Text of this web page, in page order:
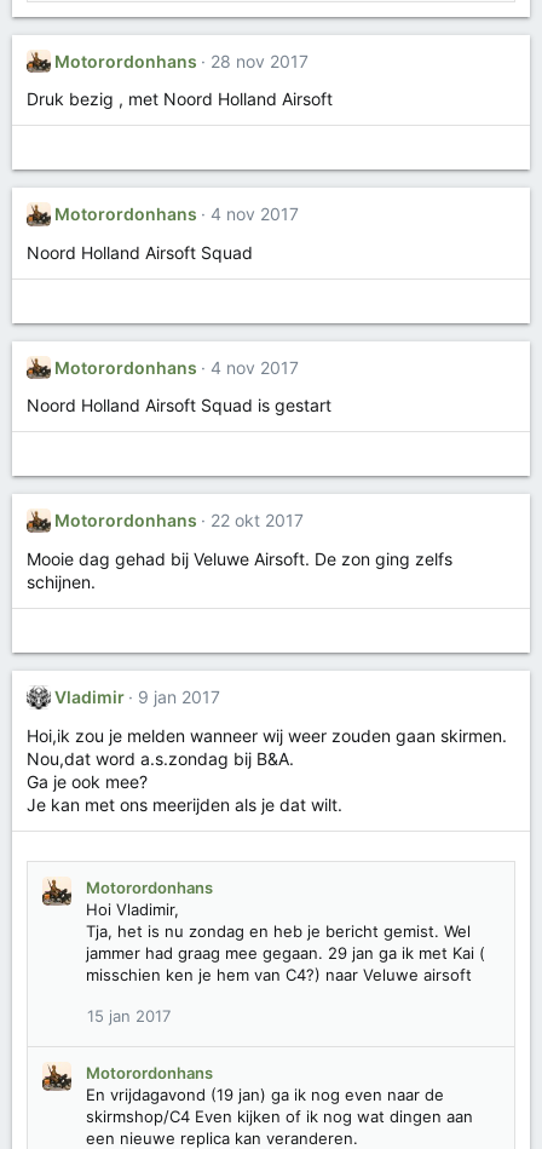
a
r
d
e
e
n
:
Motorordonhans
28 nov 2017
Druk bezig , met Noord Holland Airsoft
Motorordonhans
4 nov 2017
Noord Holland Airsoft Squad
Motorordonhans
4 nov 2017
Noord Holland Airsoft Squad is gestart
Motorordonhans
22 okt 2017
Mooie dag gehad bij Veluwe Airsoft. De zon ging zelfs
schijnen.
Vladimir
9 jan 2017
Hoi,ik zou je melden wanneer wij weer zouden gaan skirmen.
Nou,dat word a.s.zondag bij B&A.
Ga je ook mee?
Je kan met ons meerijden als je dat wilt.
Motorordonhans
Hoi Vladimir,
Tja, het is nu zondag en heb je bericht gemist. Wel
jammer had graag mee gegaan. 29 jan ga ik met Kai (
misschien ken je hem van C4?) naar Veluwe airsoft
15 jan 2017
Motorordonhans
En vrijdagavond (19 jan) ga ik nog even naar de
skirmshop/C4 Even kijken of ik nog wat dingen aan
een nieuwe replica kan veranderen.